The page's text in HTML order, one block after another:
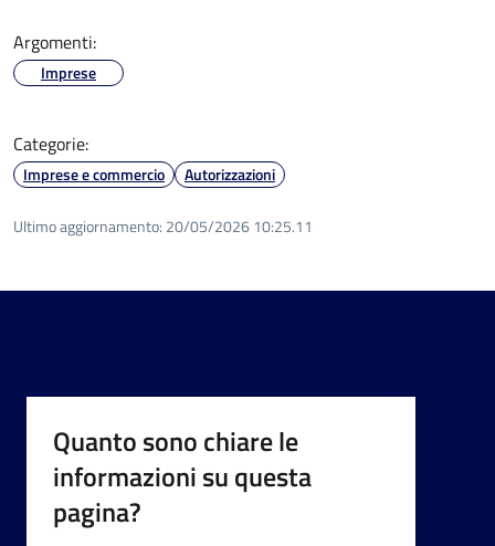
Argomenti:
Imprese
Categorie:
Imprese e commercio Autorizzazioni
Ultimo aggiornamento: 20/05/2026 10:25.11
Quanto sono chiare le
informazioni su questa
pagina?